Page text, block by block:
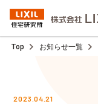
Top お知らせ一覧
2023.04.21